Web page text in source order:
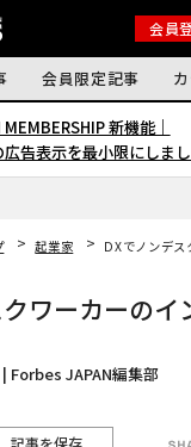
会員
会員限定記事
新機能｜
告表示を最小限にしま
起業家
DXでノンデス
ワーカーのイ
Forbes JAPAN編集部
記事を保存